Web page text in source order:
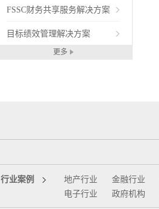
FSSC财务共享服务解决方案
目标绩效管理解决方案
更多
行业案例 地产行业 金融行业
电子行业
政府机构